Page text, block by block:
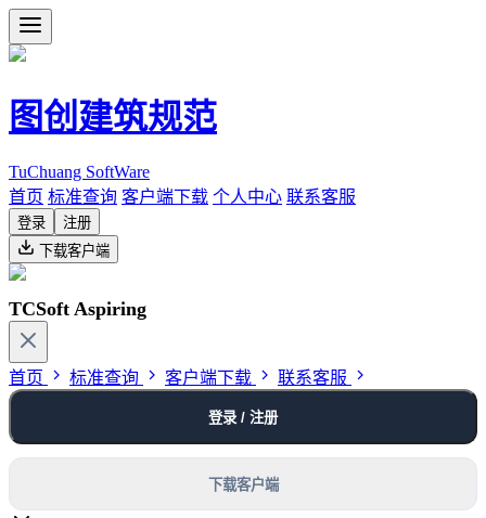
图创建筑规范
TuChuang SoftWare
首页 标准查询 客户端下载 个人中心 联系客服
登录
注册
下载客户端
TCSoft Aspiring
首页 标准查询 客户端下载 联系客服
登录 / 注册
下载客户端